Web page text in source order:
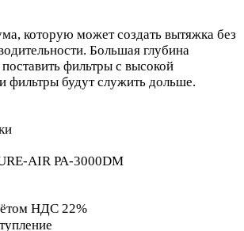
которую может создать вытяжка без
Большая глубина
фильтры с высокой
фильтры будут служить дольше.
AIR PA-3000DM
НДС 22%